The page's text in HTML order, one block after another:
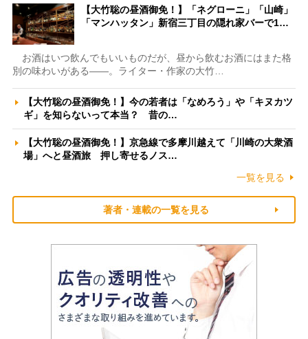
【大竹聡の昼酒御免！】「ネグローニ」「山崎」
「マンハッタン」新宿三丁目の隠れ家バーで1…
お酒はいつ飲んでもいいものだが、昼から飲むお酒にはまた格
別の味わいがある――。ライター・作家の大竹…
【大竹聡の昼酒御免！】今の若者は「なめろう」や「キヌカツ
ギ」を知らないって本当？ 昔の…
【大竹聡の昼酒御免！】京急線で多摩川越えて「川崎の大衆酒
場」へと昼酒旅 押し寄せるノス…
一覧を見る
著者・連載の一覧を見る